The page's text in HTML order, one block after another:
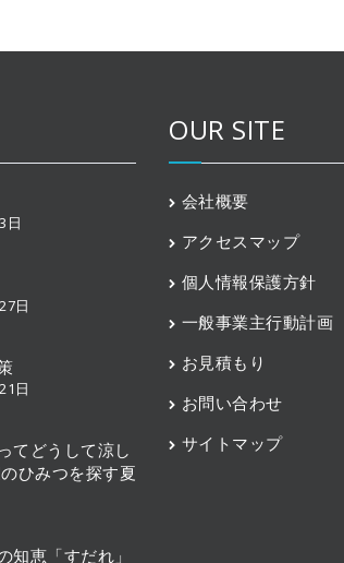
日
日
日
てどうして涼し
ひみつを探す夏
知恵「すだれ」
OUR SITE
会社概要
アクセスマップ
個人情報保護方針
一般事業主行動計画
お見積もり
お問い合わせ
サイトマップ